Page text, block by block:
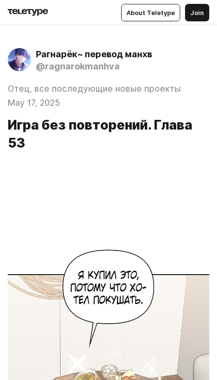
About Teletype Join
Рагнарёк~ перевод манхв
@ragnarokmanhva
Отец, все последующие новые проекты
May 17, 2025
Игра без повторений. Глава
53